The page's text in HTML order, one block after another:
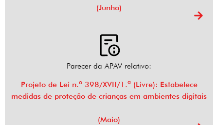
(Junho)
Parecer da APAV relativo:
Projeto de Lei n.º 398/XVII/1.ª (Livre): Estabelece
medidas de proteção de crianças em ambientes digitais
(Maio)